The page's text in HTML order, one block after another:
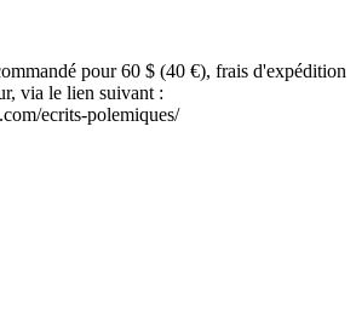
pour 60 $ (40 €), frais d'expédition
via le lien suivant :
ecrits-polemiques/